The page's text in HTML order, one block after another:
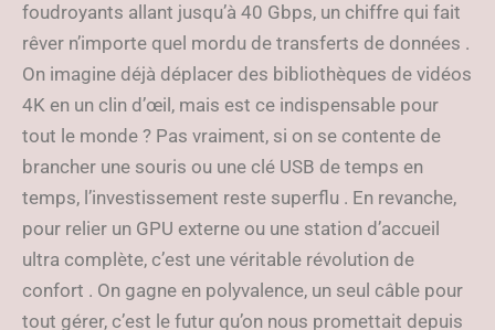
foudroyants allant jusqu’à 40 Gbps, un chiffre qui fait
rêver n’importe quel mordu de transferts de données .
On imagine déjà déplacer des bibliothèques de vidéos
4K en un clin d’œil, mais est ce indispensable pour
tout le monde ? Pas vraiment, si on se contente de
brancher une souris ou une clé USB de temps en
temps, l’investissement reste superflu . En revanche,
pour relier un GPU externe ou une station d’accueil
ultra complète, c’est une véritable révolution de
confort . On gagne en polyvalence, un seul câble pour
tout gérer, c’est le futur qu’on nous promettait depuis